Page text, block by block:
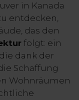
in Kanada
entdecken,
das den
folgt: ein
dank der
Schaffung
Wohnräumen